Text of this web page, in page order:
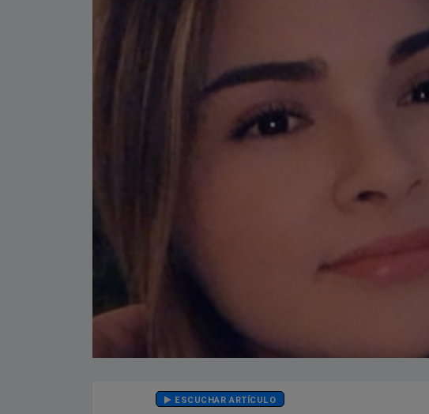
ESCUCHAR ARTÍCULO